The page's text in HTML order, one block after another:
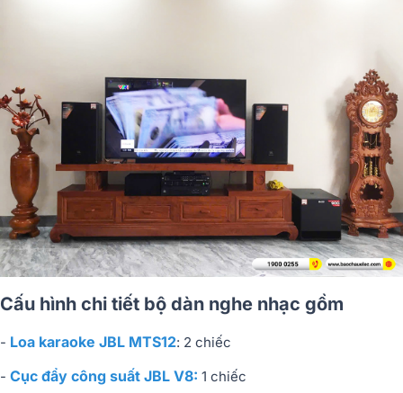
Cấu hình chi tiết bộ dàn nghe nhạc gồm
- Loa karaoke JBL MTS12: 2 chiếc
- Cục đẩy công suất JBL V8: 1 chiếc